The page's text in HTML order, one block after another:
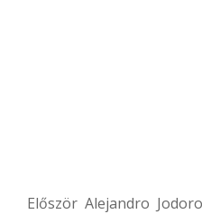
Először Alejandro